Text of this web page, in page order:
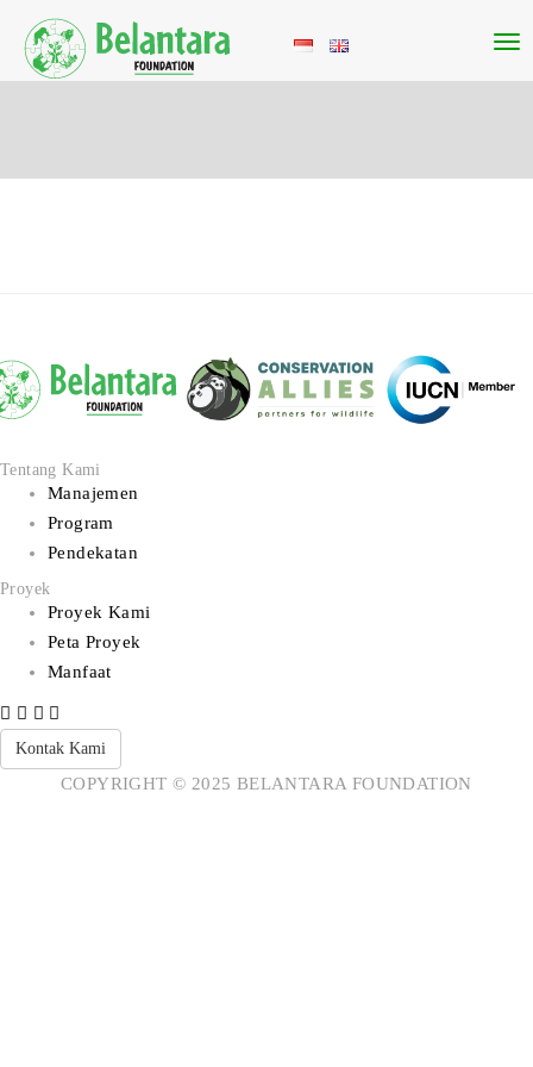
Tentang Kami
Manajemen
Program
Pendekatan
Proyek
Proyek Kami
Peta Proyek
Manfaat
Kontak Kami
COPYRIGHT © 2025 BELANTARA FOUNDATION